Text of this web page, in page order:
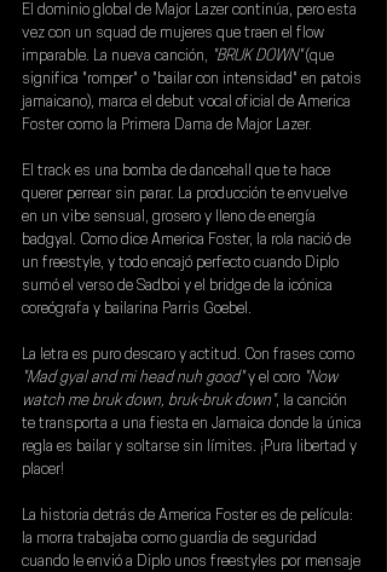
El dominio global de Major Lazer continúa, pero esta
vez con un squad de mujeres que traen el flow
imparable. La nueva canción, "BRUK DOWN" (que
significa "romper" o "bailar con intensidad" en patois
jamaicano), marca el debut vocal oficial de America
Foster como la Primera Dama de Major Lazer.
El track es una bomba de dancehall que te hace
querer perrear sin parar. La producción te envuelve
en un vibe sensual, grosero y lleno de energía
badgyal. Como dice America Foster, la rola nació de
un freestyle, y todo encajó perfecto cuando Diplo
sumó el verso de Sadboi y el bridge de la icónica
coreógrafa y bailarina Parris Goebel.
La letra es puro descaro y actitud. Con frases como
"Mad gyal and mi head nuh good" y el coro "Now
watch me bruk down, bruk-bruk down", la canción
te transporta a una fiesta en Jamaica donde la única
regla es bailar y soltarse sin límites. ¡Pura libertad y
placer!
La historia detrás de America Foster es de película:
la morra trabajaba como guardia de seguridad
cuando le envió a Diplo unos freestyles por mensaje